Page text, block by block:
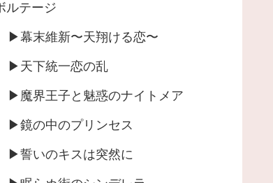
ルテージ
▶︎幕末維新〜天翔ける恋〜
▶︎天下統一恋の乱
▶︎魔界王子と魅惑のナイトメア
▶︎鏡の中のプリンセス
▶︎誓いのキスは突然に